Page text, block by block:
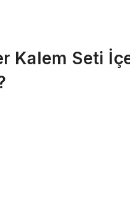
Kalem Seti